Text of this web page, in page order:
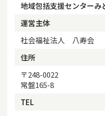
地域包括支援センターみ
運営主体
社会福祉法人 八寿会
住所
〒248-0022
常盤165-8
TEL